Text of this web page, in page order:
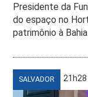
Presidente da
do espaço no
patrimônio à Bahia
SALVADOR